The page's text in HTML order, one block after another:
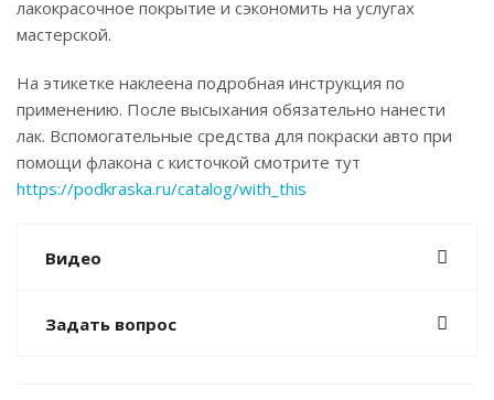
лакокрасочное покрытие и сэкономить на услугах
мастерской.
На этикетке наклеена подробная инструкция по
применению. После высыхания обязательно нанести
лак. Вспомогательные средства для покраски авто при
помощи флакона с кисточкой смотрите тут
https://podkraska.ru/catalog/with_this
Видео
Задать вопрос